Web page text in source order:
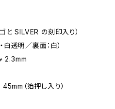
と SILVER の刻印入り）
白透明／裏面：白）
2.3mm
（箔押し入り）